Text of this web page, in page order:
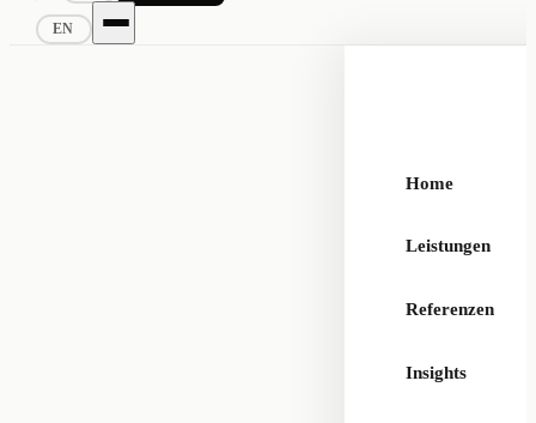
EN
Home
Leistungen
Referenzen
Insights